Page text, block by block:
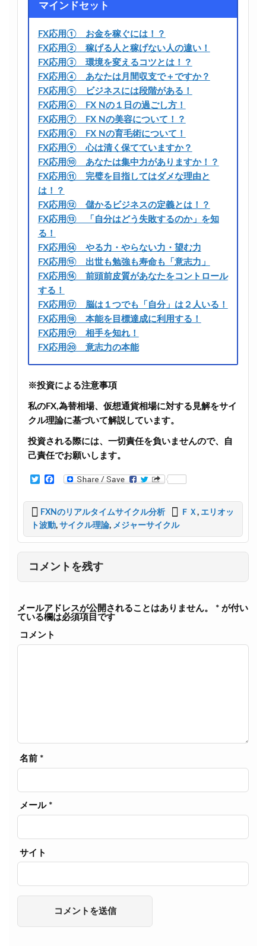
マインドセット
FX応用① お金を稼ぐには！？
FX応用② 稼げる人と稼げない人の違い！
FX応用③ 環境を変えるコツとは！？
FX応用④ あなたは月間収支で＋ですか？
FX応用⑤ ビジネスには段階がある！
FX応用⑥ FX Nの１日の過ごし方！
FX応用⑦ FX Nの美容について！？
FX応用⑧ FX Nの育毛術について！
FX応用⑨ 心は清く保てていますか？
FX応用⑩ あなたは集中力がありますか！？
FX応用⑪ 完璧を目指してはダメな理由と
は！？
FX応用⑫ 儲かるビジネスの定義とは！？
FX応用⑬ 「自分はどう失敗するのか」を知
る！
FX応用⑭ やる力・やらない力・望む力
FX応用⑮ 出世も勉強も寿命も「意志力」
FX応用⑯ 前頭前皮質があなたをコントロール
する！
FX応用⑰ 脳は１つでも「自分」は２人いる！
FX応用⑱ 本能を目標達成に利用する！
FX応用⑲ 相手を知れ！
FX応用⑳ 意志力の本能
※投資による注意事項
私のFX,為替相場、仮想通貨相場に対する見解をサイ
クル理論に基づいて解説しています。
投資される際には、一切責任を負いませんので、自
己責任でお願いします。
t
t
e
r
e
b
o
o
k
FXNのリアルタイムサイクル分析 ＦＸ, エリオッ
ト波動, サイクル理論, メジャーサイクル
コメントを残す
メールアドレスが公開されることはありません。 *が付い
ている欄は必須項目です
コメント
名前 *
メール *
サイト